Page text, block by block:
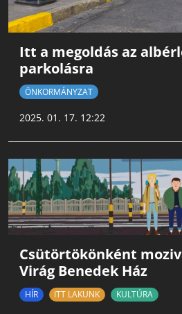
Itt a megoldás az
parkolásra
ÖNKORMÁNYZAT
2025. 01. 17. 12:22
Csütörtökönként
Virág Benedek Ház
HÍR ITT LAKUNK KULTÚRA